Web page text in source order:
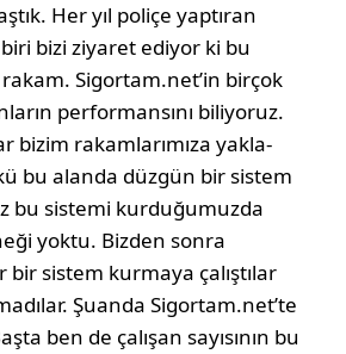
Her yıl poliçe yaptıran
biri bizi ziyaret ediyor ki bu
Sigortam.net’in birçok
performansını biliyoruz.
bizim rakamlarımıza yakla­
bu alanda düzgün bir sistem
bu sistemi kur­duğumuzda
yoktu. Bizden sonra
bir sistem kurmaya çalıştılar
Şuanda Sigortam.net’te
ben de çalışan sayısının bu